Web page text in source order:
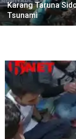
Karang Taruna
Tsunami